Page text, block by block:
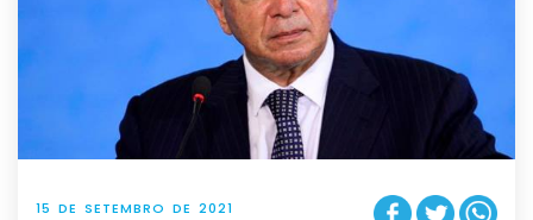
15 DE SETEMBRO DE 2021